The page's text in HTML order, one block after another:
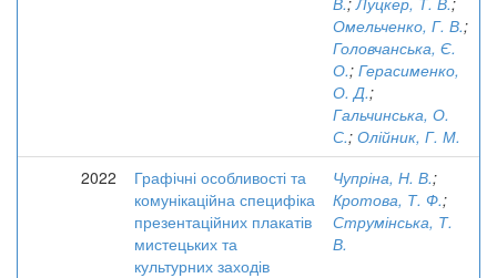
Омельченко, Г. В.;
Головчанська, Є.
О.; Герасименко,
О. Д.;
Гальчинська, О.
С.; Олійник, Г. М.
2022
Графічні особливості та
комунікаційна специфіка
презентаційних плакатів
мистецьких та
культурних заходів
Чупріна, Н. В.;
Кротова, Т. Ф.;
Струмінська, Т.
В.